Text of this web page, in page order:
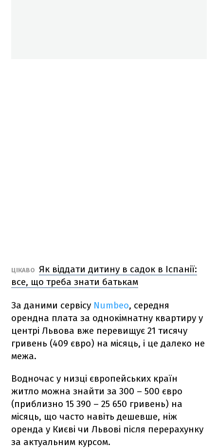
ЦІКАВО
Як віддати дитину в садок в Іспанії:
все, що треба знати батькам
За даними сервісу Numbeo, середня
орендна плата за однокімнатну квартиру у
центрі Львова вже перевищує 21 тисячу
гривень (409 євро) на місяць, і це далеко не
межа.
Водночас у низці європейських країн
житло можна знайти за 300 – 500 євро
(приблизно 15 390 – 25 650 гривень) на
місяць, що часто навіть дешевше, ніж
оренда у Києві чи Львові після перерахунку
за актуальним курсом.